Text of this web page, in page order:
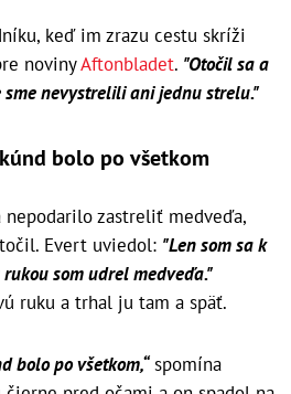
keď im zrazu cestu skríži
novinyAftonbladet. "Otočil sa a
sme nevystrelili ani jednu strelu."
bolo po všetkom
nepodarilo zastreliť medveďa,
Evert uviedol: "Len som sa k
som udrel medveďa."
ruku a trhal ju tam a späť.
bolo po všetkom,“spomína